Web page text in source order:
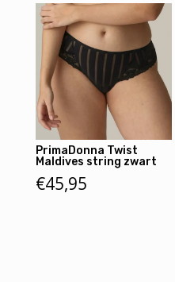
PrimaDonna Twist
Maldives string zwart
€45,95